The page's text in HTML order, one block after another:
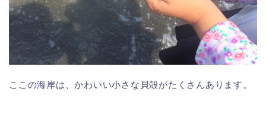
ここの海岸は、かわいい小さな貝殻がたくさんあります。